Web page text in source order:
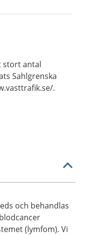
stort antal
Sahlgrenska
.
och behandlas
(lymfom). Vi